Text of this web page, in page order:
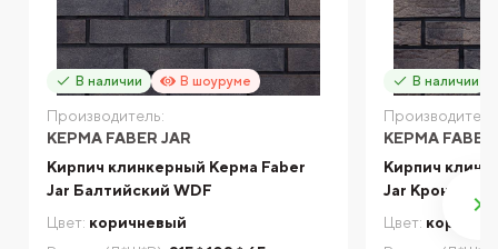
В наличии В шоуруме
Производитель:
КЕРМА FABER JAR
Кирпич клинкерный Керма Faber
Jar Балтийский WDF
Цвет: коричневый
В наличии
КЕРМА FABER
Кирпич
Jar
Цвет: